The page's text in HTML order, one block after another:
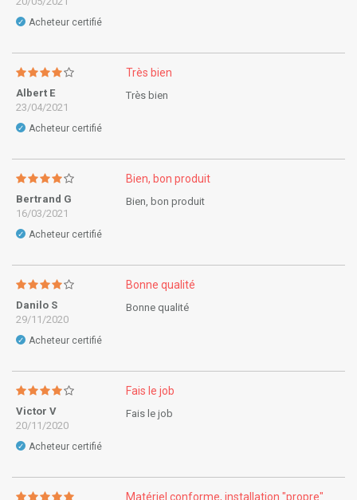
✓ Acheteur certifié
Albert E
23/04/2021
✓ Acheteur certifié
Très bien
Très bien
Bertrand G
16/03/2021
✓ Acheteur certifié
Bien, bon produit
Bien, bon produit
Danilo S
29/11/2020
✓ Acheteur certifié
Bonne qualité
Bonne qualité
Victor V
20/11/2020
✓ Acheteur certifié
Fais le job
Fais le job
Matériel conforme, installation "propre"